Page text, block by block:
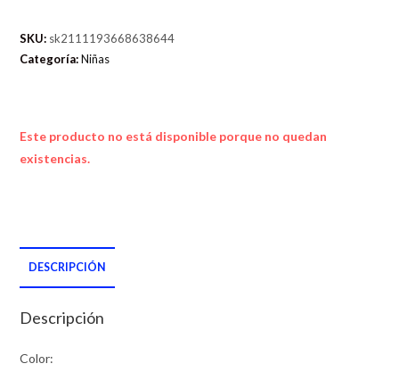
SKU: sk2111193668638644
Categoría:Niñas
Este producto no está disponible porque no quedan
existencias.
DESCRIPCIÓN
Descripción
Color: